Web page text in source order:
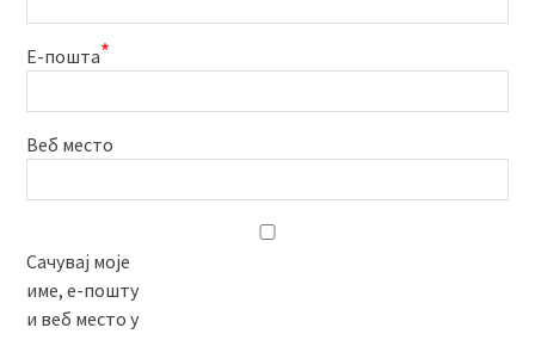
Е-пошта*
Веб место
Сачувај моје
име, е-пошту
и веб место у